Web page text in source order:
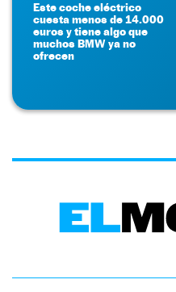
Este coche eléctrico
cuesta menos de 14.000
euros y tiene algo que
muchos BMW ya no
ofrecen